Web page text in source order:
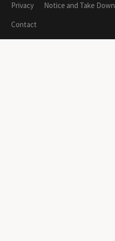
Privacy
Notice and Take Down
Contact